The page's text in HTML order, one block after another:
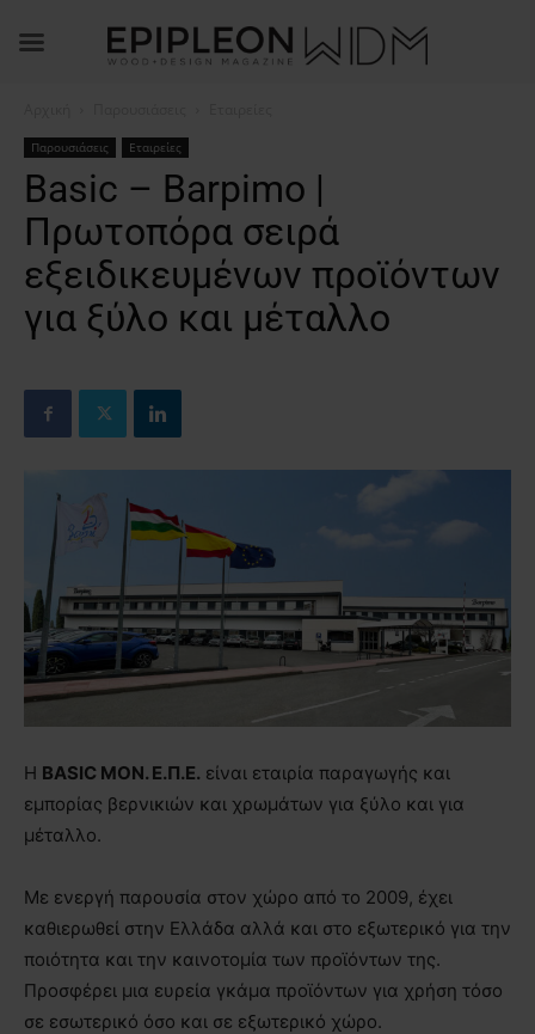
Παρουσιάσεις Εταιρείες
Basic – Barpimo |
Πρωτοπόρα σειρά
εξειδικευμένων προϊόντων
για ξύλο και μέταλλο
Η BASIC MON. E.Π.Ε. είναι εταιρία παραγωγής και
εμπορίας βερνικιών και χρωμάτων για ξύλο και για
μέταλλο.
Με ενεργή παρουσία στον χώρο από το 2009, έχει
καθιερωθεί στην Ελλάδα αλλά και στο εξωτερικό για την
ποιότητα και την καινοτομία των προϊόντων της.
Προσφέρει μια ευρεία γκάμα προϊόντων για χρήση τόσο
σε εσωτερικό όσο και σε εξωτερικό χώρο.